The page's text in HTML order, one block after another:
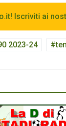
Iscriviti ai
2023-24